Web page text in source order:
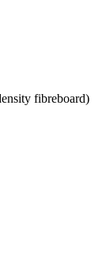
fibreboard)